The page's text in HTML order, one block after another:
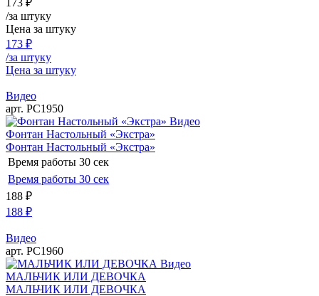
/за штуку
Цена за штуку
173 ₽
/за штуку
Цена за штуку
Видео
арт. РС1950
Видео
Фонтан Настольный «Экстра»
Фонтан Настольный «Экстра»
Время работы 30 сек
Время работы 30 сек
188 ₽
188 ₽
Видео
арт. РС1960
Видео
МАЛЬЧИК ИЛИ ДЕВОЧКА
МАЛЬЧИК ИЛИ ДЕВОЧКА